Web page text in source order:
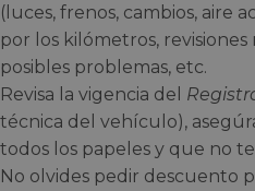
(luces, frenos, cambios, aire
por los kilómetros, revisiones
posibles problemas, etc.
Revisa la vigencia del
técnica del vehículo),
todos los papeles y que no
No olvides pedir descuento